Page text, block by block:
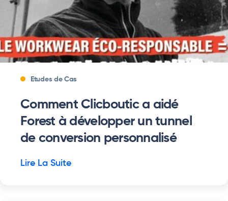
Etudes de Cas
Comment Clicboutic a aidé
Forest à développer un tunnel
de conversion personnalisé
Lire La Suite